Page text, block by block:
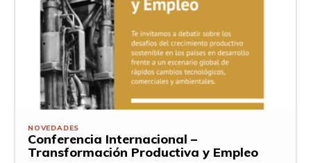
NOVEDADES
Conferencia Internacional –
Transformación Productiva y Empleo